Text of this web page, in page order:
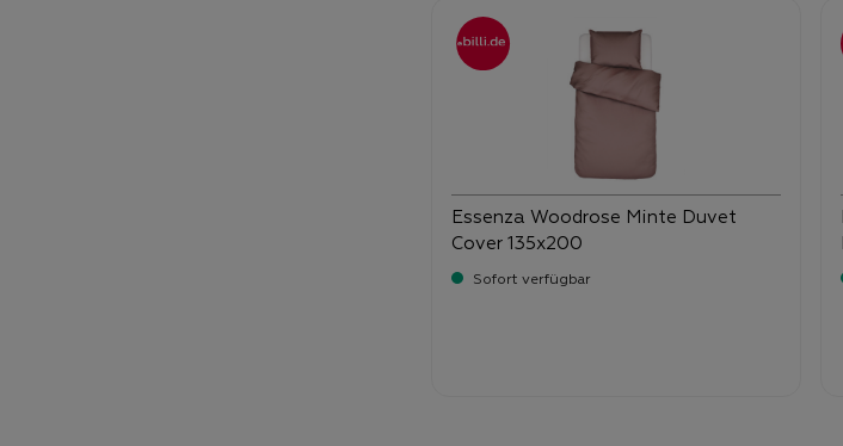
Essenza Woodrose Minte Duvet
Cover 135x200
Sofort verfügbar